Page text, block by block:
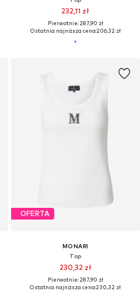
232,11 zł
Pierwotnie: 287,90 zł
Ostatnia najniższa cena:206,32 zł
OFERTA
MONARI
Top
230,32 zł
Pierwotnie: 287,90 zł
Ostatnia najniższa cena:230,32 zł